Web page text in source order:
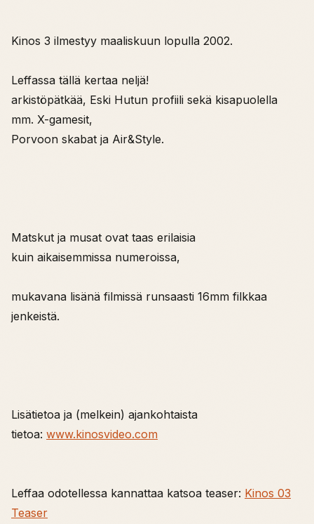
Kinos 3 ilmestyy maaliskuun lopulla 2002.
Leffassa tällä kertaa neljä!
arkistöpätkää, Eski Hutun profiili sekä kisapuolella
mm. X-gamesit,
Porvoon skabat ja Air&Style.
Matskut ja musat ovat taas erilaisia
kuin aikaisemmissa numeroissa,
mukavana lisänä filmissä runsaasti 16mm filkkaa
jenkeistä.
Lisätietoa ja (melkein) ajankohtaista
tietoa: www.kinosvideo.com
Leffaa odotellessa kannattaa katsoa teaser: Kinos 03
Teaser